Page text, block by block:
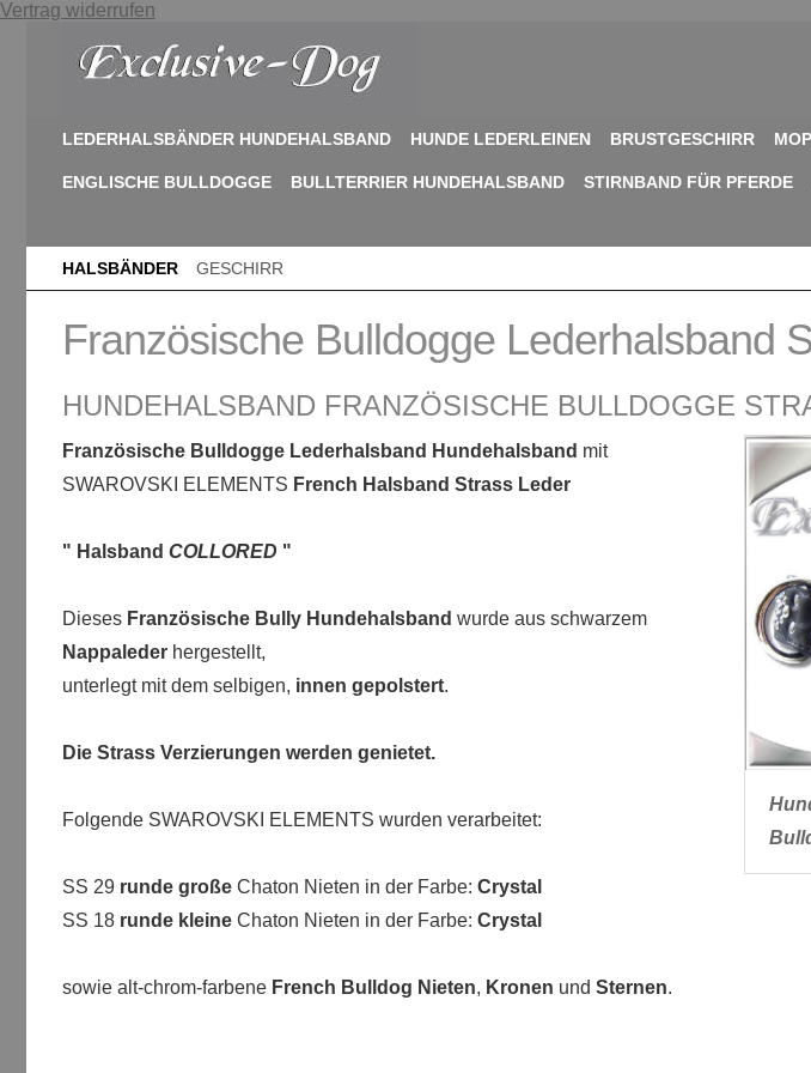
Vertrag widerrufen
LEDERHALSBÄNDER HUNDEHALSBAND HUNDE LEDERLEINEN BRUSTGESCHIRR
ENGLISCHE BULLDOGGE BULLTERRIER HUNDEHALSBAND STIRNBAND FÜR PFERDE
HALSBÄNDER GESCHIRR
Französische Bulldogge Lederhalsband
HUNDEHALSBAND FRANZÖSISCHE BULLDOGGE
Französische Bulldogge Lederhalsband Hundehalsband mit
SWAROVSKI ELEMENTS French Halsband Strass Leder
" Halsband COLLORED "
Dieses Französische Bully Hundehalsband wurde aus schwarzem
Nappaleder hergestellt,
unterlegt mit dem selbigen, innen gepolstert.
Die Strass Verzierungen werden genietet.
Folgende SWAROVSKI ELEMENTS wurden verarbeitet:
SS 29 runde große Chaton Nieten in der Farbe: Crystal
SS 18 runde kleine Chaton Nieten in der Farbe: Crystal
sowie alt-chrom-farbene French Bulldog Nieten, Kronen und Sternen.